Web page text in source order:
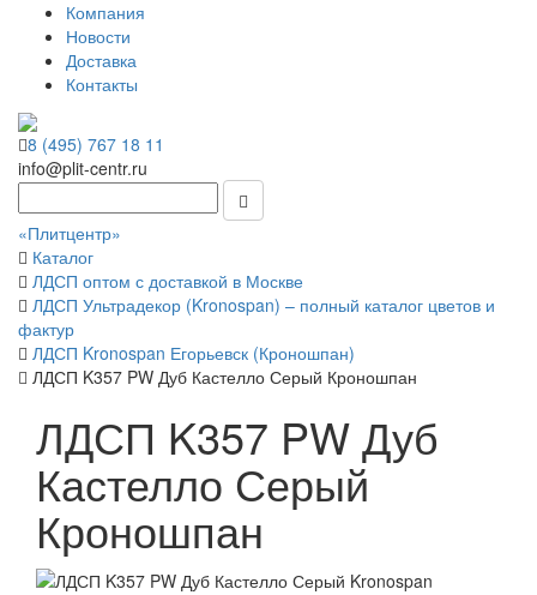
Компания
Новости
Доставка
Контакты
8 (495) 767 18 11
info@plit-centr.ru
«Плитцентр»
Каталог
ЛДСП оптом с доставкой в Москве
ЛДСП Ультрадекор (Kronospan) – полный каталог цветов и
фактур
ЛДСП Kronospan Егорьевск (Кроношпан)
ЛДСП K357 PW Дуб Кастелло Серый Кроношпан
ЛДСП K357 PW Дуб
Кастелло Серый
Кроношпан